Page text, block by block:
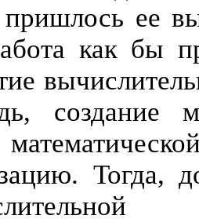
ее
как бы
создание
Тогда,